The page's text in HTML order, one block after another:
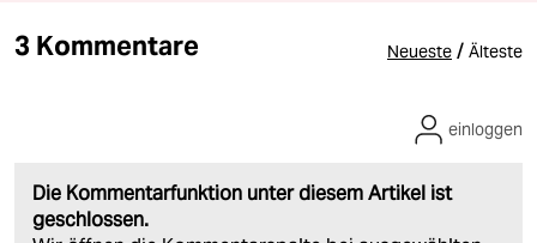
3 Kommentare Neueste / Älteste
Die Kommentarfunktion unter diesem Artikel ist
geschlossen.
einloggen